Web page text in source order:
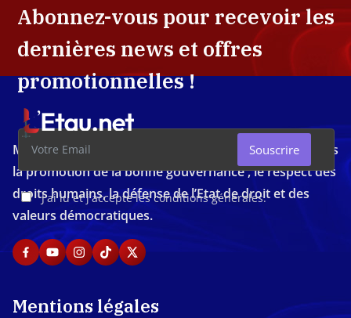
Abonnez-vous pour recevoir les
dernières news et offres
promotionnelles !
J'ai lu et j'accepte les conditions générales.
Souscrire
Média d'investigation ivoirien résolument engagé dans
la promotion de la bonne gouvernance , le respect des
droits humains, la défense de l’Etat de droit et des
valeurs démocratiques.
Mentions légales